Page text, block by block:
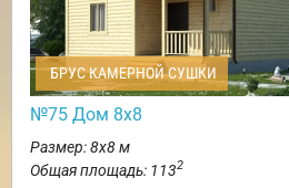
БРУС КАМЕРНОЙ СУШКИ
№75 Дом 8х8
Размер: 8х8 м
Общая площадь: 1132